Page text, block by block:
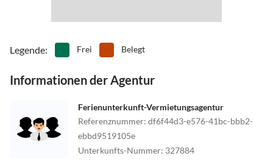
Legende: Frei Belegt
Informationen der Agentur
Ferienunterkunft-Vermietungsagentur
Referenznummer: df6f44d3-e576-41bc-bbb2-
ebbd9519105e
Unterkunfts-Nummer: 327884